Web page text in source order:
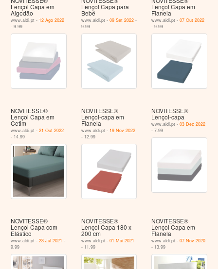
Lençol Capa em
Algodão
www.aldi.pt - 12 Ago 2022
- 9.99
Lençol Capa para
Bebé
www.aldi.pt - 09 Set 2022-
9.99
Lençol Capa em
Flanela
www.aldi.pt -07 Out 2022
- 9.99
NOVITESSE®
Lençol Capa em
Cetim
www.aldi.pt -21 Out 2022
- 14.99
NOVITESSE®
Lençol-capa em
Flanela
www.aldi.pt - 19 Nov 2022
- 12.99
NOVITESSE®
Lençol-capa
www.aldi.pt -03 Dez 2022
- 7.99
NOVITESSE®
Lençol Capa com
Elástico
www.aldi.pt -23 Jul 2021 -
9.99
NOVITESSE®
Lençol Capa 180 x
200 cm
www.aldi.pt - 01 Mai 2021
- 11.99
NOVITESSE®
Lençol Capa em
Flanela
www.aldi.pt -07 Nov 2020
- 13.99